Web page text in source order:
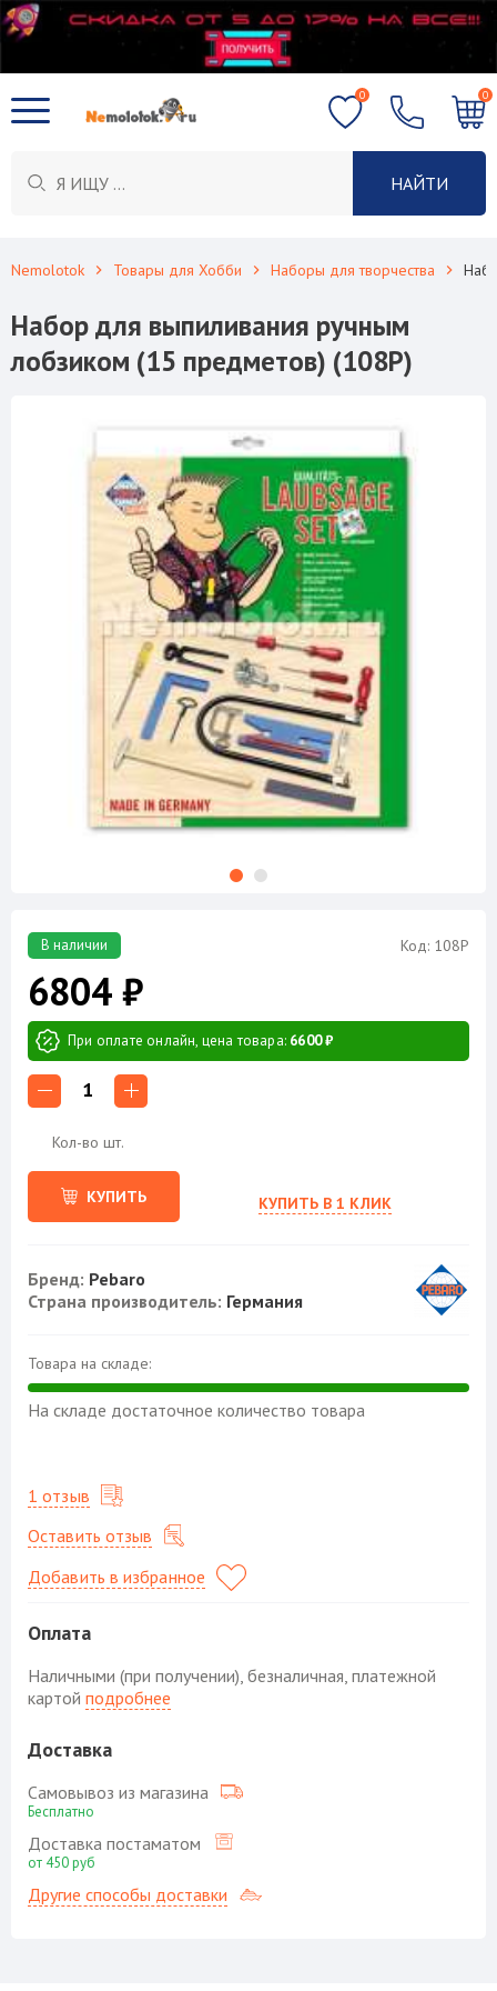
НАЙТИ
0 0
Nemolotok Товары для Хобби Наборы для творчества
Набор для выпиливания ручным
лобзиком (15 предметов) (108Р)
В наличии Код: 108Р
6804 ₽
При оплате онлайн, цена товара: 6600 ₽
1
Кол-во шт.
КУПИТЬ КУПИТЬ В 1 КЛИК
Бренд: Pebaro
Страна производитель: Германия
Товара на складе:
На складе достаточное количество товара
1 отзыв
Оставить отзыв
Добавить в избранное
Оплата
Наличными (при получении), безналичная, платежной
картой подробнее
Доставка
Самовывоз из магазина
Бесплатно
Доставка постаматом
от 450 руб
Другие способы доставки